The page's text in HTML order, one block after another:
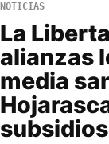
NOTICIAS
La
alianzas
media